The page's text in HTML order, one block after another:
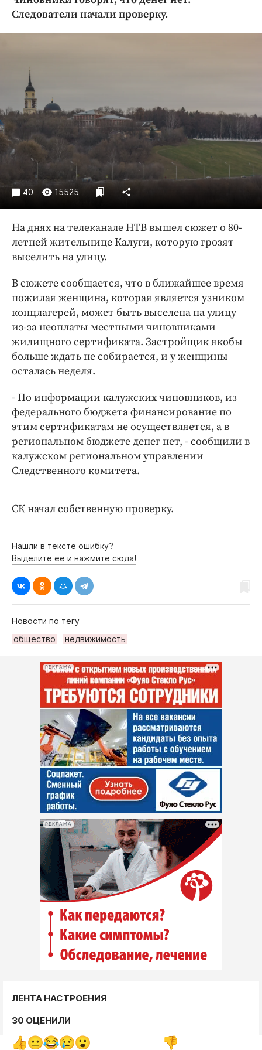
Погода
Праздники
Происшествия
Спорт
Экономика и бизнес
ПРОЕКТЫ
Издания
Медиаперсона
Интересное чтиво
Клиника года
Бренд года
Работодатель года
Следователи начали проверку.
40 15525
На днях на телеканале НТВ вышел сюжет о 80-
летней жительнице Калуги, которую грозят
выселить на улицу.
В сюжете сообщается, что в ближайшее время
пожилая женщина, которая является узником
концлагерей, может быть выселена на улицу
из-за неоплаты местными чиновниками
жилищного сертификата. Застройщик якобы
больше ждать не собирается, и у женщины
осталась неделя.
- По информации калужских чиновников, из
федерального бюджета финансирование по
этим сертификатам не осуществляется, а в
региональном бюджете денег нет, - сообщили в
калужском региональном управлении
Следственного комитета.
СК начал собственную проверку.
Нашли в тексте ошибку?
Выделите её и нажмите сюда!
Новости по тегу
общество
недвижимость
РЕКЛАМА
РЕКЛАМА
ЛЕНТА НАСТРОЕНИЯ
30 ОЦЕНИЛИ